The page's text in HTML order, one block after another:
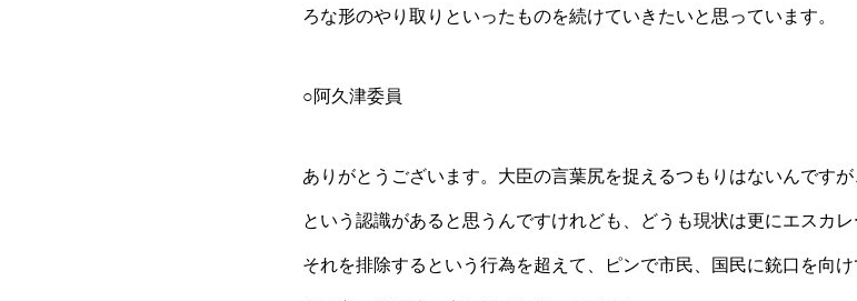
ろな形のやり取りといったものを続けていきたいと思っています。
○阿久津委員
ありがとうございます。大臣の言葉尻を捉えるつもりはないんです
という認識があると思うんですけれども、どうも現状は更にエスカ
それを排除するという行為を超えて、ピンで市民、国民に銃口を向